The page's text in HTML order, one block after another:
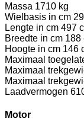
Massa 1710 kg
Wielbasis in cm
Lengte in cm 497
Breedte in cm 188
Hoogte in cm 146
Maximaal
Maximaal
Maximaal
Laadvermogen
Motor